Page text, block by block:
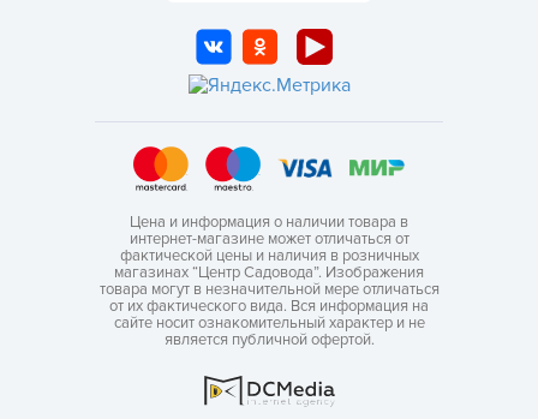
Цена и информация о наличии товара в
интернет-магазине может отличаться от
фактической цены и наличия в розничных
магазинах “Центр Садовода”. Изображения
товара могут в незначительной мере отличаться
от их фактического вида. Вся информация на
сайте носит ознакомительный характер и не
является публичной офертой.